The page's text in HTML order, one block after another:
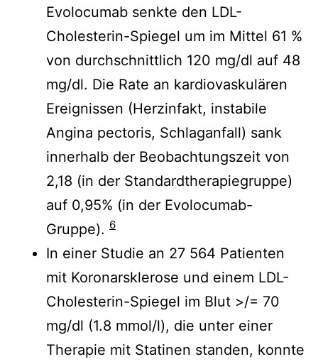
Evolocumab senkte den LDL-
Cholesterin-Spiegel um im Mittel 61 %
von durchschnittlich 120 mg/dl auf 48
mg/dl. Die Rate an kardiovaskulären
Ereignissen (Herzinfakt, instabile
Angina pectoris, Schlaganfall) sank
innerhalb der Beobachtungszeit von
2,18 (in der Standardtherapiegruppe)
auf 0,95% (in der Evolocumab-
Gruppe). 6
In einer Studie an 27 564 Patienten
mit Koronarsklerose und einem LDL-
Cholesterin-Spiegel im Blut >/= 70
mg/dl (1.8 mmol/l), die unter einer
Therapie mit Statinen standen, konnte